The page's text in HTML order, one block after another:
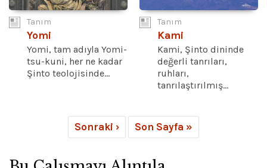
Tanım
Yomi
Yomi, tam adıyla Yomi-
tsu-kuni, her ne kadar
Şinto teolojisinde...
Tanım
Kami
Kami, Şinto dininde
değerli tanrıları,
ruhları,
tanrılaştırılmış...
Sonraki › Son Sayfa »